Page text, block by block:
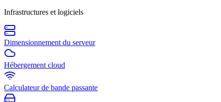
Infrastructures et logiciels
Dimensionnement du serveur
Hébergement cloud
Calculateur de bande passante